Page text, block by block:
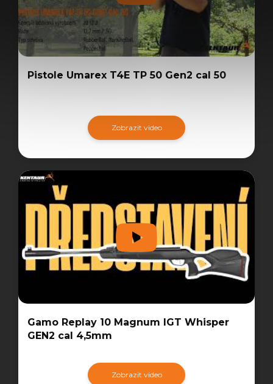
Pistole Umarex T4E TP 50 Gen2 cal 50
Zobrazit video
Gamo Replay 10 Magnum IGT Whisper
GEN2 cal 4,5mm
Zobrazit video